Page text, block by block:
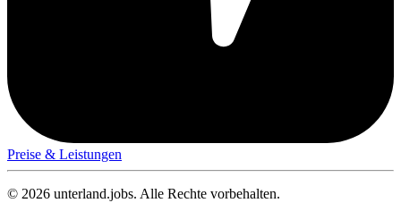
Preise & Leistungen
© 2026 unterland.jobs. Alle Rechte vorbehalten.